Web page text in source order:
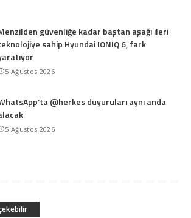
güvenliğe kadar baştan aşağı ileri
sahip Hyundai IONIQ 6, fark
5 Ağustos 2026
@herkes duyuruları aynı anda
5 Ağustos 2026